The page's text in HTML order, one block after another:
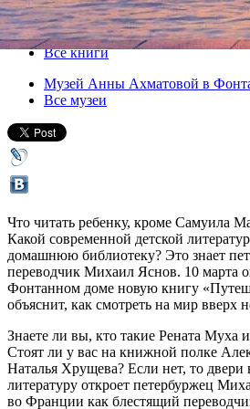
10 марта 2015, вторник,18.00
Версия для печати
Все книги
Музей Анны Ахматовой в
Все музеи
Что читать ребенку, кроме Самуила
Какой современной детской
домашнюю библиотеку? Это знает
переводчик Михаил Яснов. 10 марта
Фонтанном доме новую книгу
объяснит, как смотреть на мир вверх
Знаете ли вы, кто такие Рената Муха
Стоят ли у вас на книжной полке
Наталья Хрущева? Если нет, то
литературу откроет петербуржец
во Франции как блестящий